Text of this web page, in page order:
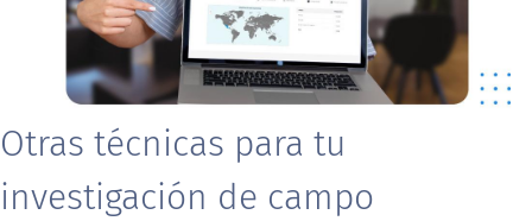
Otras técnicas para tu
investigación de campo